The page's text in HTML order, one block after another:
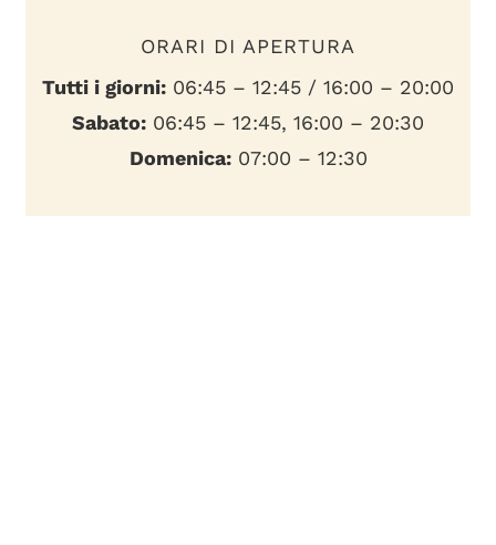
ORARI DI APERTURA
Tutti i giorni: 06:45 – 12:45 / 16:00 – 20:00
Sabato: 06:45 – 12:45, 16:00 – 20:30
Domenica:07:00 – 12:30